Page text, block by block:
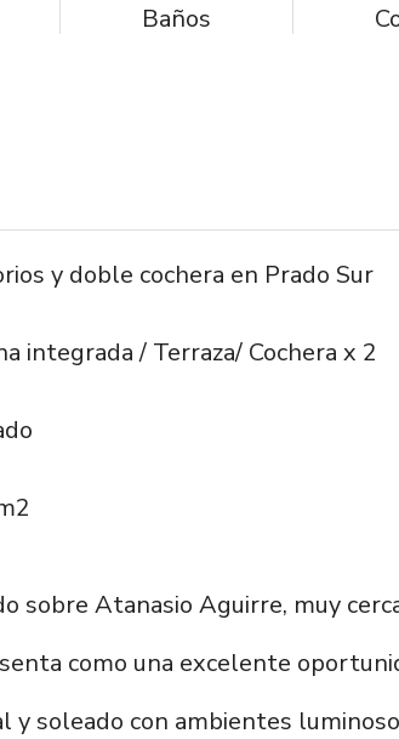
Baños
y doble cochera en Prado Sur
integrada / Terraza/ Cochera x 2
sobre Atanasio Aguirre, muy
como una excelente
soleado con ambientes